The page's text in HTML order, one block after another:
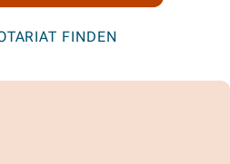
FINDEN